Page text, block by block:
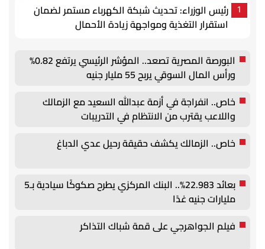
1
رئيس الوزراء: تحديث شبكة الكهرباء مستمر لضمان
استقرار التغذية ومواجهة زيادة الأحمال
البورصة المصرية تصعد.. المؤشر الرئيسي يرتفع 0.82%
ورأس المال السوقي يربح 55 مليار جنيه
خاص.. انفراجة في أزمة عبدالله السعيد مع الزمالك
واللاعب يقترب من الانتظام في التدريبات
خاص.. الزمالك يكشف حقيقة رحيل عدي الدباغ
بعائد 22.983%.. البنك المركزي يطرح صكوكًا سيادية بـ5
مليارات جنيه غدًا
فيلم الجواهرجي على قمة شباك التذاكر